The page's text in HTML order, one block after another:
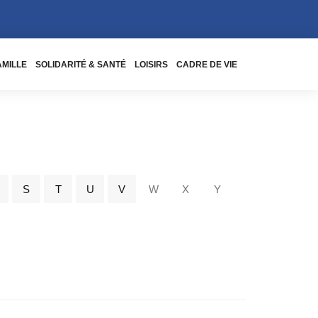
SOLIDARITÉ & SANTÉ LOISIRS CADRE DE VIE
S T U V W X Y